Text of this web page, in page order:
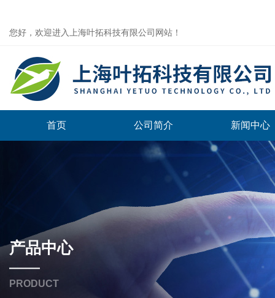
您好，欢迎进入上海叶拓科技有限公司网站！
首页 公司简介 新闻中心
产品中心
PRODUCT